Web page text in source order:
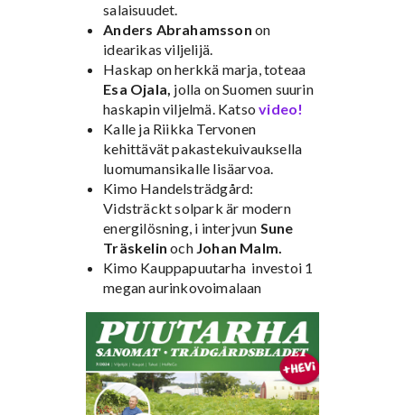
salaisuudet.
Anders Abrahamsson on
idearikas viljelijä.
Haskap on herkkä marja, toteaa
Esa Ojala, jolla on Suomen suurin
haskapin viljelmä. Katso video!
Kalle ja Riikka Tervonen
kehittävät pakastekuivauksella
luomumansikalle lisäarvoa.
Kimo Handelsträdgård:
Vidsträckt solpark är modern
energilösning, i interjvun Sune
Träskelin och Johan Malm.
Kimo Kauppapuutarha investoi 1
megan aurinkovoimalaan